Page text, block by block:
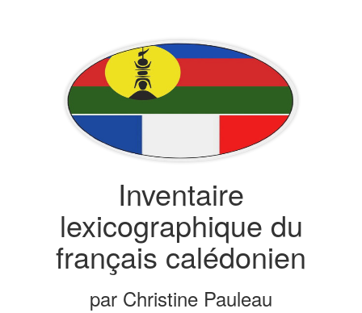
Inventaire
lexicographique du
français calédonien
par Christine Pauleau